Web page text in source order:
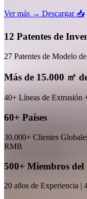
Ver más → Descargar 📥
12 Patentes de
27 Patentes de Modelo
Más de 15.000 ㎡
40+ Líneas de Extrusión
60+ Países
30.000+ Clientes
RMB
500+ Miembros
20 años de Experiencia |